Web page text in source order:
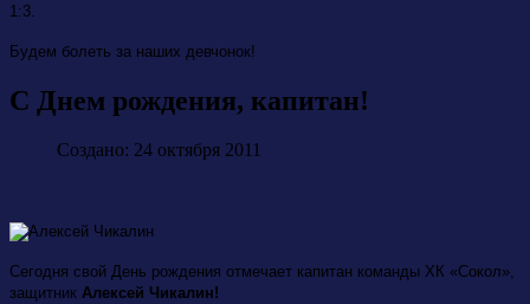
1:3.
Будем болеть за наших девчонок!
С Днем рождения, капитан!
Создано: 24 октября 2011
Сегодня свой День рождения отмечает капитан команды ХК «Сокол»,
защитник Алексей Чикалин!